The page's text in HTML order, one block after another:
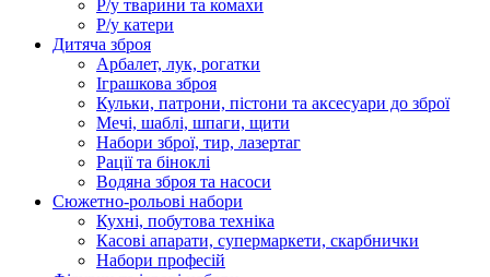
Р/у тварини та комахи
Р/у катери
Дитяча зброя
Арбалет, лук, рогатки
Іграшкова зброя
Кульки, патрони, пістони та аксесуари до зброї
Мечі, шаблі, шпаги, щити
Набори зброї, тир, лазертаг
Рації та біноклі
Водяна зброя та насоси
Сюжетно-рольові набори
Кухні, побутова техніка
Касові апарати, супермаркети, скарбнички
Набори професій